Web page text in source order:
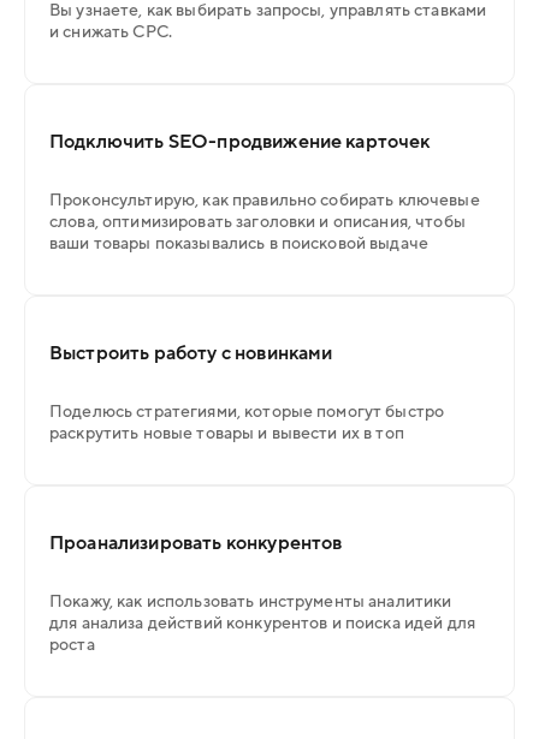
Вы узнаете, как выбирать запросы, управлять ставками
и снижать CPC.
Подключить SEO-продвижение карточек
Проконсультирую, как правильно собирать ключевые
слова, оптимизировать заголовки и описания, чтобы
ваши товары показывались в поисковой выдаче
Выстроить работу с новинками
Поделюсь стратегиями, которые помогут быстро
раскрутить новые товары и вывести их в топ
Проанализировать конкурентов
Покажу, как использовать инструменты аналитики
для анализа действий конкурентов и поиска идей для
роста